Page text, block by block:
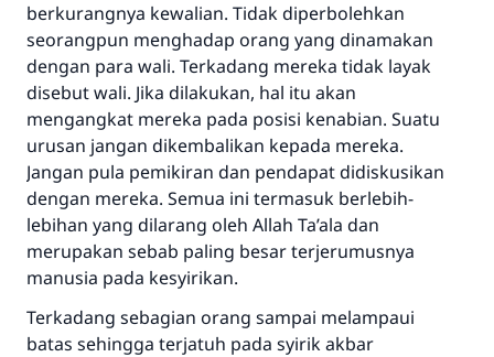
berkurangnya kewalian. Tidak diperbolehkan
seorangpun menghadap orang yang dinamakan
dengan para wali. Terkadang mereka tidak layak
disebut wali. Jika dilakukan, hal itu akan
mengangkat mereka pada posisi kenabian. Suatu
urusan jangan dikembalikan kepada mereka.
Jangan pula pemikiran dan pendapat didiskusikan
dengan mereka. Semua ini termasuk berlebih-
lebihan yang dilarang oleh Allah Ta’ala dan
merupakan sebab paling besar terjerumusnya
manusia pada kesyirikan.
Terkadang sebagian orang sampai melampaui
batas sehingga terjatuh pada syirik akbar